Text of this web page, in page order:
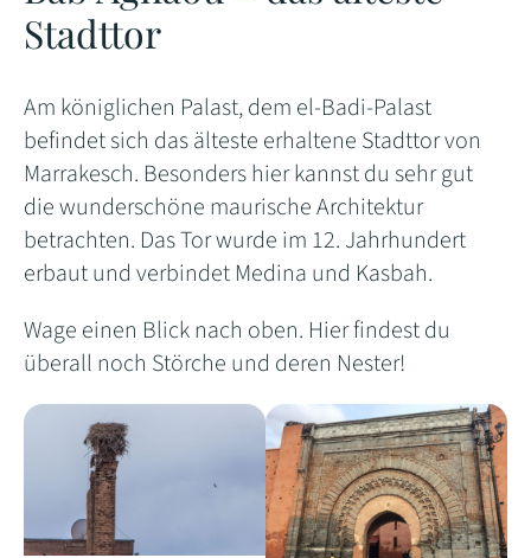
Stadttor
Am königlichen Palast, dem el-Badi-Palast
befindet sich das älteste erhaltene Stadttor von
Marrakesch. Besonders hier kannst du sehr gut
die wunderschöne maurische Architektur
betrachten. Das Tor wurde im 12. Jahrhundert
erbaut und verbindet Medina und Kasbah.
Wage einen Blick nach oben. Hier findest du
überall noch Störche und deren Nester!